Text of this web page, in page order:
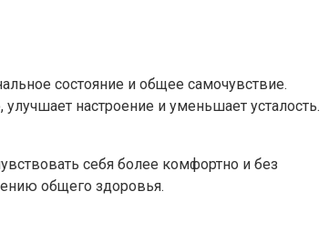
состояние и общее самочувствие.
настроение и уменьшает усталость.
себя более комфортно и без
общего здоровья.